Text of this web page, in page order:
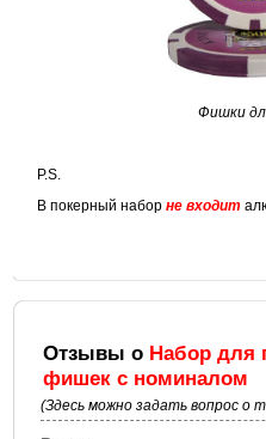
Фишки
P.S.
В покерный набор не входит
Отзывы о Набор для
фишек с номиналом
(Здесь можно задать вопрос о